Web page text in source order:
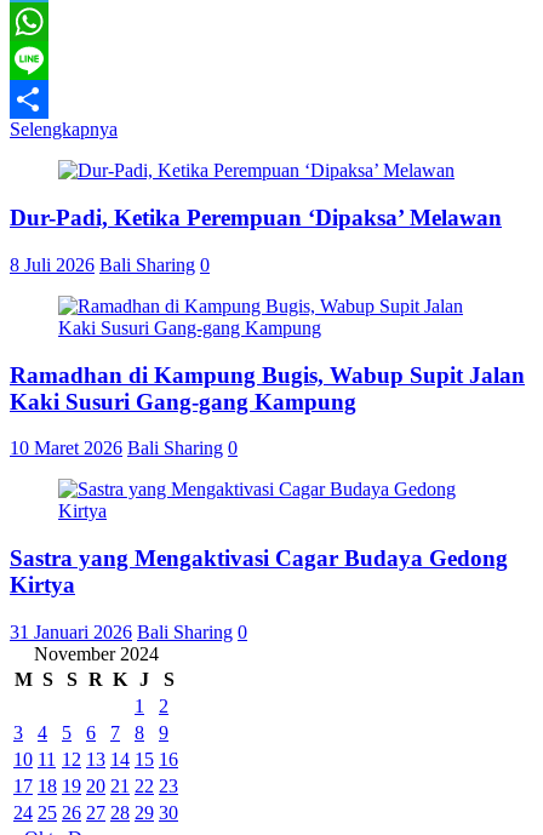
Telegram
WhatsApp
Line
Share
Selengkapnya
Dur-Padi, Ketika Perempuan ‘Dipaksa’ Melawan
8 Juli 2026 Bali Sharing 0
Ramadhan di Kampung Bugis, Wabup Supit Jalan
Kaki Susuri Gang-gang Kampung
10 Maret 2026 Bali Sharing 0
Sastra yang Mengaktivasi Cagar Budaya Gedong
Kirtya
31 Januari 2026 Bali Sharing 0
November 2024
M S S R K J
S
1
2
3
4 5 6 7 8
9
10 11 12 13 14 15 16
17 18 19 20 21 22 23
24 25 26 27 28 29 30